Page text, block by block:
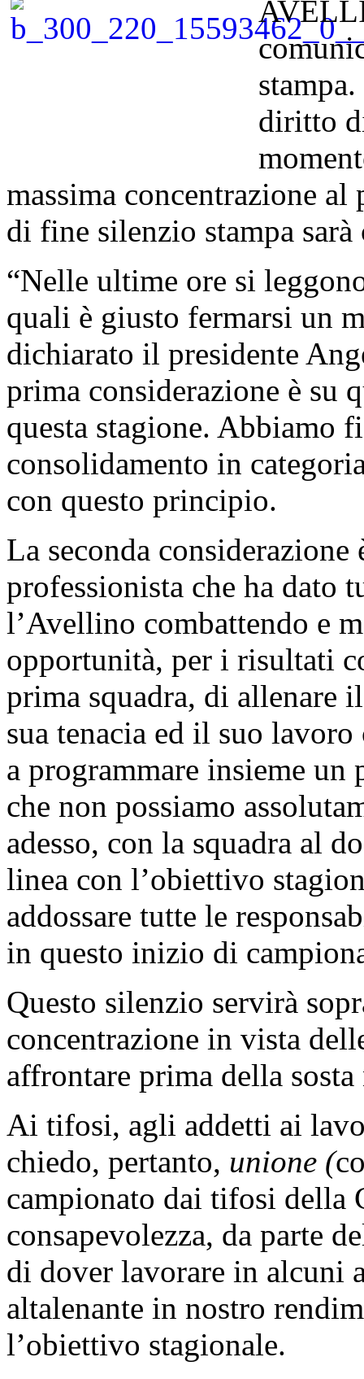
diritto
massima concentrazione
di fine silenzio stampa sarà
“Nelle ultime ore si
quali è giusto fermarsi un
dichiarato il presidente
prima considerazione è su
questa stagione. Abbiamo
consolidamento in
con questo principio.
La seconda
professionista che ha dato
l’Avellino combattendo e
opportunità, per i risultati
prima squadra, di allenare
sua tenacia ed il suo
a programmare insieme
che non possiamo
adesso, con la squadra al
linea con l’obiettivo
addossare tutte le
in questo inizio di
Questo silenzio servirà
concentrazione in vista
affrontare prima della
Ai tifosi, agli addetti ai
chiedo, pertanto, unione (
campionato dai tifosi della
consapevolezza, da parte
di dover lavorare in alcuni
altalenante in nostro
l’obiettivo stagionale.